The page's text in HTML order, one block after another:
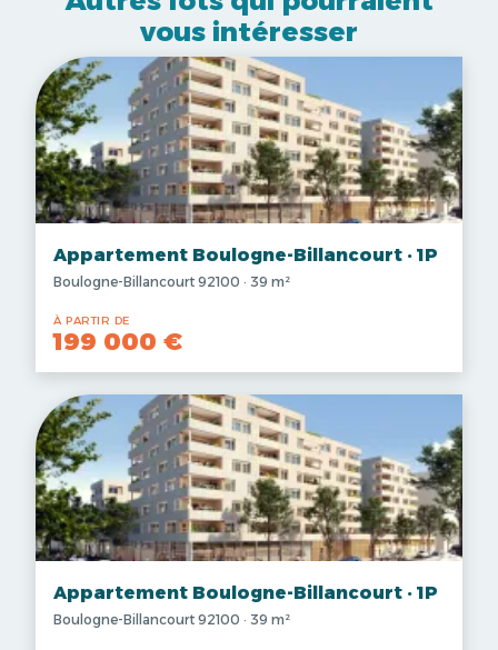
vous intéresser
Appartement Boulogne-Billancourt · 1P
Boulogne-Billancourt 92100 · 39 m²
À PARTIR DE
199 000 €
Appartement Boulogne-Billancourt · 1P
Boulogne-Billancourt 92100 · 39 m²